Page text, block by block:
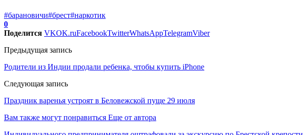
#барановичи#брест#наркотик
0
Поделится VKOK.ruFacebookTwitterWhatsAppTelegramViber
Предыдущая запись
Родители из Индии продали ребенка, чтобы купить iPhone
Следующая запись
Праздник варенья устроят в Беловежской пуще 29 июля
Вам также могут понравиться Еще от автора